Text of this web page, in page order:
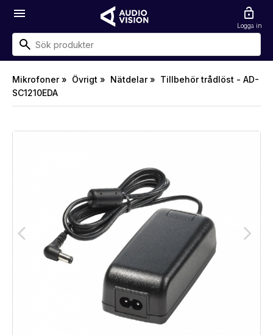
menu lock_open
Logga in
Mikrofoner » Övrigt » Nätdelar » Tillbehör trådlöst - AD-
SC1210EDA
arrow_back_ios arrow_forward_ios